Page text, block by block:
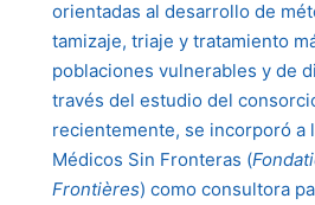
orientadas al desarrollo de
tamizaje, triaje y tratamiento
poblaciones vulnerables y de
través del estudio del
recientemente, se incorporó a
Médicos Sin Fronteras (
Frontières) como consultora